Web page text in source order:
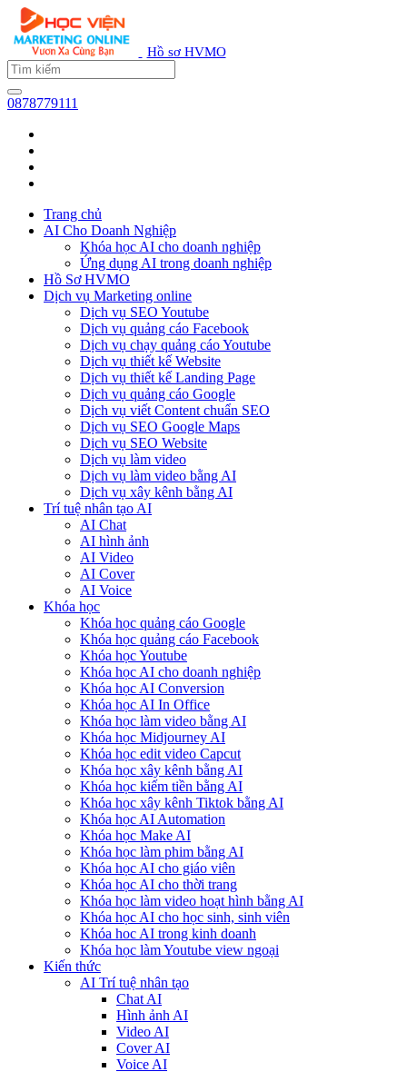
Hồ sơ HVMO
0878779111
Trang chủ
AI Cho Doanh Nghiệp
Khóa học AI cho doanh nghiệp
Ứng dụng AI trong doanh nghiệp
Hồ Sơ HVMO
Dịch vụ Marketing online
Dịch vụ SEO Youtube
Dịch vụ quảng cáo Facebook
Dịch vụ chạy quảng cáo Youtube
Dịch vụ thiết kế Website
Dịch vụ thiết kế Landing Page
Dịch vụ quảng cáo Google
Dịch vụ viết Content chuẩn SEO
Dịch vụ SEO Google Maps
Dịch vụ SEO Website
Dịch vụ làm video
Dịch vụ làm video bằng AI
Dịch vụ xây kênh bằng AI
Trí tuệ nhân tạo AI
AI Chat
AI hình ảnh
AI Video
AI Cover
AI Voice
Khóa học
Khóa học quảng cáo Google
Khóa học quảng cáo Facebook
Khóa học Youtube
Khóa học AI cho doanh nghiệp
Khóa học AI Conversion
Khóa học AI In Office
Khóa học làm video bằng AI
Khóa học Midjourney AI
Khóa học edit video Capcut
Khóa học xây kênh bằng AI
Khóa học kiếm tiền bằng AI
Khóa học xây kênh Tiktok bằng AI
Khóa học AI Automation
Khóa học Make AI
Khóa học làm phim bằng AI
Khóa học AI cho giáo viên
Khóa học AI cho thời trang
Khóa học làm video hoạt hình bằng AI
Khóa học AI cho học sinh, sinh viên
Khóa hoc AI trong kinh doanh
Khóa học làm Youtube view ngoại
Kiến thức
AI Trí tuệ nhân tạo
Chat AI
Hình ảnh AI
Video AI
Cover AI
Voice AI